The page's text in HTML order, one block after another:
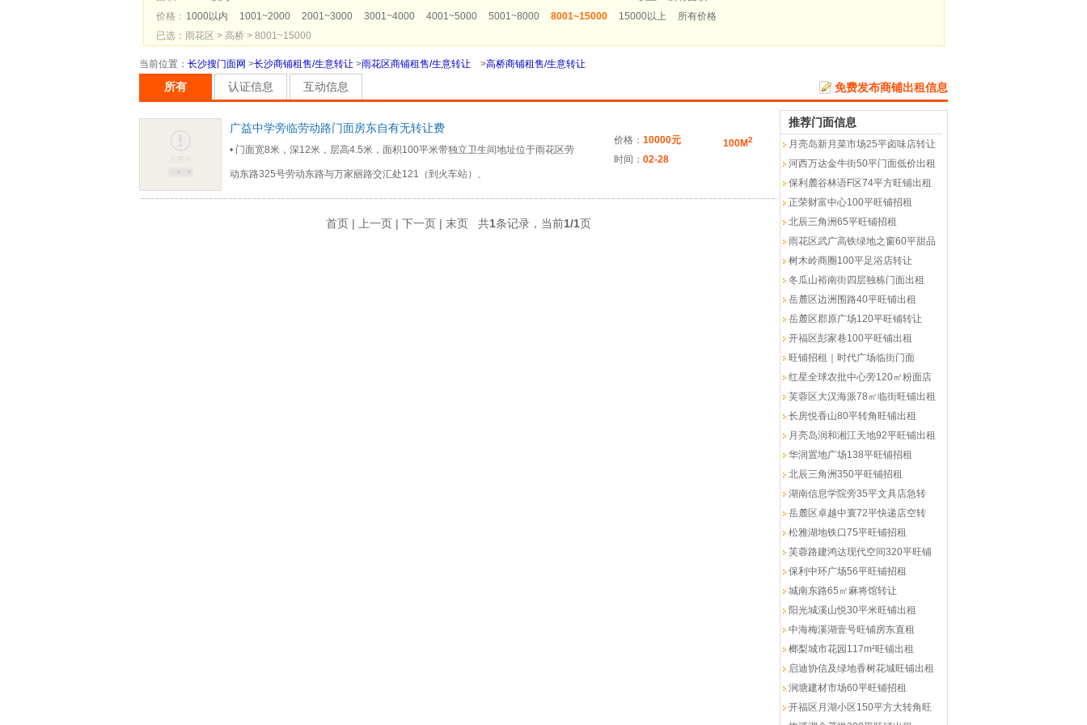
价格： 1000以内 1001~2000 2001~3000 3001~4000 4001~5000 5001~8000 8001~15000 15000以上
所有价格
已选：雨花区 > 高桥 > 8001~15000
当前位置 ： 长沙搜门面网 >长沙商铺租售/生意转让 >雨花区商铺租售/生意转让 >高桥商铺租售/生意转让
所有 认证信息 互动信息 免费发布商铺出租信息
广益中学旁临劳动路门面房东自有无转让费
• 门面宽8米，深12米，层高4.5米，面积100平米带独立卫生间地址位于雨花区劳
动东路325号劳动东路与万家丽路交汇处121（到火车站）、
价格： 10000元
时间： 02-28
100M2
首页 | 上一页 | 下一页 | 末页 共1条记录，当前1/1页
推荐门面信息
月亮岛新月菜市场25平卤味店转让
河西万达金牛街50平门面低价出租
保利麓谷林语F区74平方旺铺出租
正荣财富中心100平旺铺招租
北辰三角洲65平旺铺招租
雨花区武广高铁绿地之窗60平甜品
树木岭商圈100平足浴店转让
冬瓜山裕南街四层独栋门面出租
岳麓区边洲围路40平旺铺出租
岳麓区郡原广场120平旺铺转让
开福区彭家巷100平旺铺出租
旺铺招租｜时代广场临街门面
红星全球农批中心旁120㎡粉面店
芙蓉区大汉海派78㎡临街旺铺出租
长房悦香山80平转角旺铺出租
月亮岛润和湘江天地92平旺铺出租
华润置地广场138平旺铺招租
北辰三角洲350平旺铺招租
湖南信息学院旁35平文具店急转
岳麓区卓越中寰72平快递店空转
松雅湖地铁口75平旺铺招租
芙蓉路建鸿达现代空间320平旺铺
保利中环广场56平旺铺招租
城南东路65㎡麻将馆转让
阳光城溪山悦30平米旺铺出租
中海梅溪湖壹号旺铺房东直租
榔梨城市花园117m²旺铺出租
启迪协信及绿地香树花城旺铺出租
涧塘建材市场60平旺铺招租
开福区月湖小区150平方大转角旺